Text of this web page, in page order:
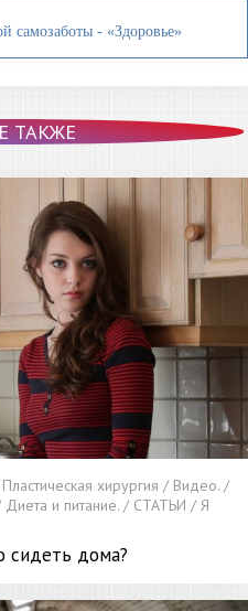
самозаботы - «Здоровье»
ТАКЖЕ
хирургия / Видео. /
Диета и питание. / СТАТЬИ / Я
сидеть дома?